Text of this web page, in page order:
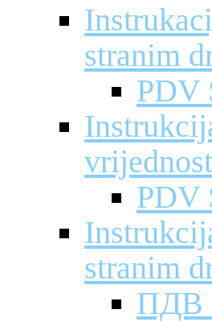
stranim
PDV
PDV
stranim
ПДВ